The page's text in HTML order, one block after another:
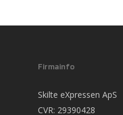
Firmainfo
Skilte eXpressen ApS
CVR: 29390428